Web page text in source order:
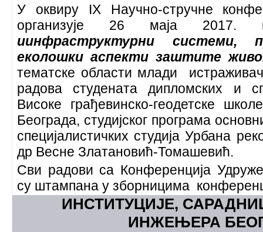
У оквиру IX Научно-стручне
организује 26 маја 2017.
иинфраструктурни системи,
еколошки аспекти заштите
тематске области млади
радова студената дипломских и
Високе грађевинско-геодетске
Београда, студијског програма
специјалистичких студија Урбана
др Весне Златановић-Томашевић.
Сви радови са Конференција
су штампана у зборницима
ИНСТИТУЦИЈЕ,
ИНЖЕЊЕРА